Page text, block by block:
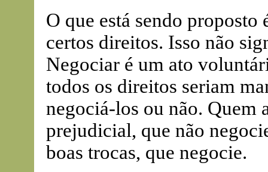
O que está sendo
certos direitos. Isso não
Negociar é um ato
todos os direitos seriam
negociá-los ou não. Quem
prejudicial, que não
boas trocas, que negocie.